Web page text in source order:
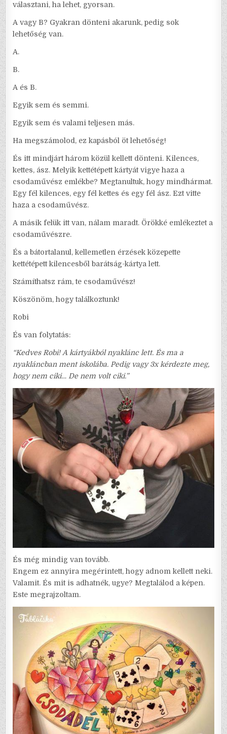
választani, ha lehet, gyorsan.
A vagy B? Gyakran dönteni akarunk, pedig sok
lehetőség van.
A.
B.
A és B.
Egyik sem és semmi.
Egyik sem és valami teljesen más.
Ha megszámolod, ez kapásból öt lehetőség!
És itt mindjárt három közül kellett dönteni. Kilences,
kettes, ász. Melyik kettétépett kártyát vigye haza a
csodaművész emlékbe? Megtanultuk, hogy mindhármat.
Egy fél kilences, egy fél kettes és egy fél ász. Ezt vitte
haza a csodaművész.
A másik felük itt van, nálam maradt. Örökké emlékeztet a
csodaművészre.
És a bátortalanul, kellemetlen érzések közepette
kettétépett kilencesből barátság-kártya lett.
Számíthatsz rám, te csodaművész!
Köszönöm, hogy találkoztunk!
Robi
És van folytatás:
“Kedves Robi! A kártyákból nyaklánc lett. És ma a
nyakláncban ment iskolába. Pedig vagy 3x kérdezte meg,
hogy nem ciki… De nem volt ciki.”
És még mindig van tovább.
Engem ez annyira megérintett, hogy adnom kellett neki.
Valamit. És mit is adhatnék, ugye? Megtalálod a képen.
Este megrajzoltam.